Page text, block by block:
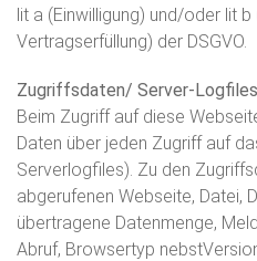
lit a (Einwilligung) und/oder lit
Vertragserfüllung) der DSGVO.
Zugriffsdaten/ Server-Logfiles
Beim Zugriff auf diese
Daten über jeden Zugriff auf
Serverlogfiles). Zu den
abgerufenen Webseite, Datei,
übertragene Datenmenge,
Abruf, Browsertyp